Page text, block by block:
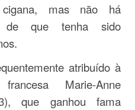
mas não há
de que tenha sido
atribuído à
Marie-Anne
que ganhou fama